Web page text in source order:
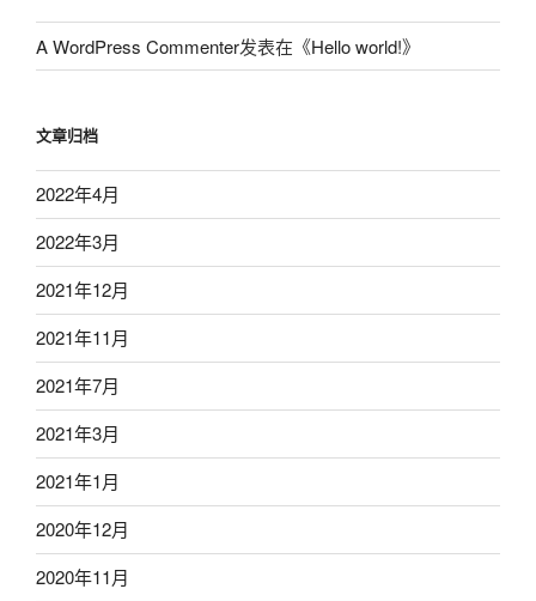
A WordPress Commenter发表在《Hello world!》
文章归档
2022年4月
2022年3月
2021年12月
2021年11月
2021年7月
2021年3月
2021年1月
2020年12月
2020年11月